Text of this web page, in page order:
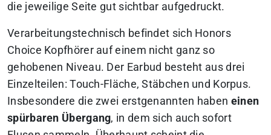
die jeweilige Seite gut sichtbar aufgedruckt.
Verarbeitungstechnisch befindet sich Honors
Choice Kopfhörer auf einem nicht ganz so
gehobenen Niveau. Der Earbud besteht aus drei
Einzelteilen: Touch-Fläche, Stäbchen und Korpus.
Insbesondere die zwei erstgenannten haben einen
spürbaren Übergang, in dem sich auch sofort